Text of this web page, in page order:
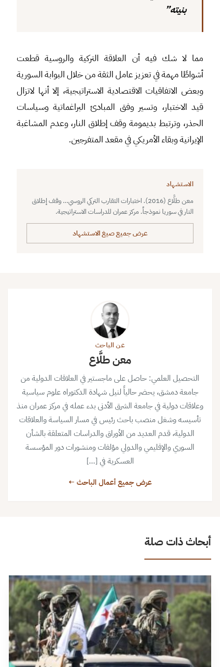
بنيته”
مما لا شك فيه أن العلاقة التركية والروسية قطعت
أشواطًا مهمة في تعزيز عامل الثقة من خلال البوابة السورية
وبعض الاتفاقيات الاقتصادية الاستراتيجية، إلا أنها لاتزال
قيد الاختبار، وتسير وفق المبادئ البراغماتية وسياسات
الحذر، وترتبط بديمومة وقف إطلاق النار، وعدم المشاغبة
الإيرانية وبقاء الأمريكي في مقعد المتفرجين.
الاستشهاد
معن طلَّاع (2016). اختبارات التقارب التركي الروسي… وقف إطلاق
النار في سوريا نموذجاً. مركز عمران للدراسات الاستراتيجية.
عرض جميع صيغ الاستشهاد
عن الباحث
معن طلَّاع
التحصيل العلمي: حاصل على ماجستير في العلاقات الدولية من
جامعة دمشق، يحضر حالياً لنيل شهادة الدكتوراه علوم سياسية
وعلاقات دولية في جامعة الشرق الأدنى بدء عمله في مركز عمران منذ
تأسيسه وشغل منصب باحث رئيس في مسار السياسة والعلاقات
الدولية، قدم العديد من الأوراق والدراسات المتعلقة بالشأن
السوري والإقليمي والدولي مؤلفات ومنشورات دور المؤسسة
العسكرية في […]
عرض جميع أعمال الباحث ←
أبحاث ذات صلة